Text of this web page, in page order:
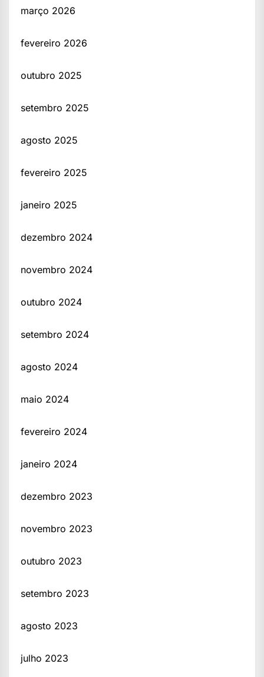
março 2026
fevereiro 2026
outubro 2025
setembro 2025
agosto 2025
fevereiro 2025
janeiro 2025
dezembro 2024
novembro 2024
outubro 2024
setembro 2024
agosto 2024
maio 2024
fevereiro 2024
janeiro 2024
dezembro 2023
novembro 2023
outubro 2023
setembro 2023
agosto 2023
julho 2023